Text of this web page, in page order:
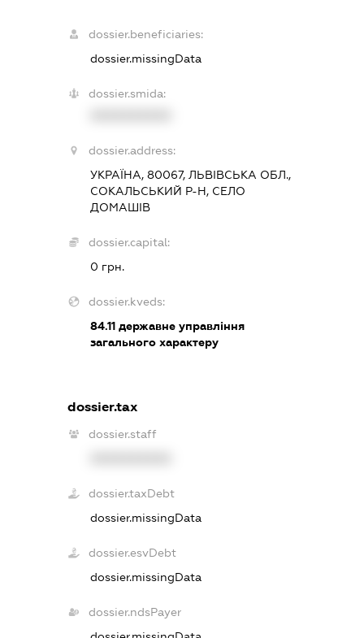
dossier.beneficiaries:
dossier.missingData
dossier.smida:
dossier.address:
УКРАЇНА, 80067, ЛЬВІВСЬКА ОБЛ.,
СОКАЛЬСЬКИЙ Р-Н, СЕЛО
ДОМАШІВ
dossier.capital:
0 грн.
dossier.kveds:
84.11 державне управління
загального характеру
dossier.tax
dossier.staff
dossier.taxDebt
dossier.missingData
dossier.esvDebt
dossier.missingData
dossier.ndsPayer